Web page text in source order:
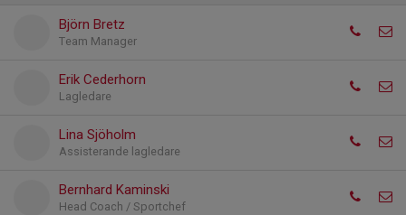
Björn Bretz
Team Manager
Erik Cederhorn
Lagledare
Lina Sjöholm
Assisterande lagledare
Bernhard Kaminski
Head Coach / Sportchef